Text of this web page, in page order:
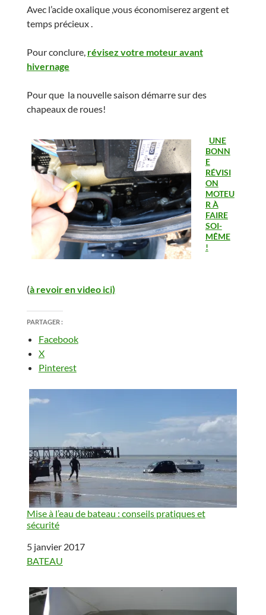
Avec l’acide oxalique ,vous économiserez argent et
temps précieux .
Pour conclure, révisez votre moteur avant
hivernage
Pour que la nouvelle saison démarre sur des
chapeaux de roues!
UNE
BONN
E
RÉVISI
ON
MOTEU
R À
FAIRE
SOI-
MÊME
!
(à revoir en video ici)
PARTAGER :
Facebook
X
Pinterest
Mise à l’eau de bateau : conseils pratiques et
sécurité
Date
5 janvier 2017
Par rapport à
BATEAU